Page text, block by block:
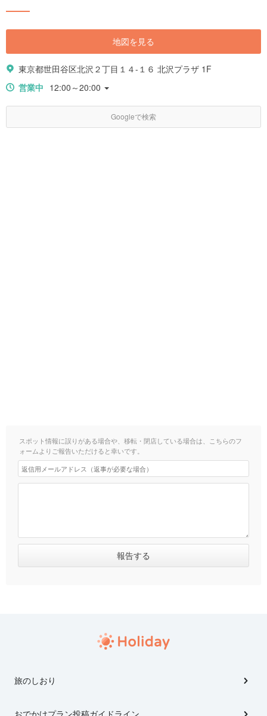
地図を見る
東京都世田谷区北沢２丁目１４-１６ 北沢プラザ 1F
営業中 12:00～20:00
Googleで検索
スポット情報に誤りがある場合や、移転・閉店している場合は、こちらのフ
ォームよりご報告いただけると幸いです。
旅のしおり